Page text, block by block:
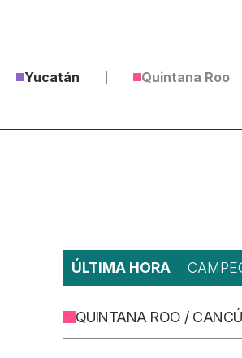
Yucatán Quintana Roo
ÚLTIMA HORA
QUINTANA ROO /